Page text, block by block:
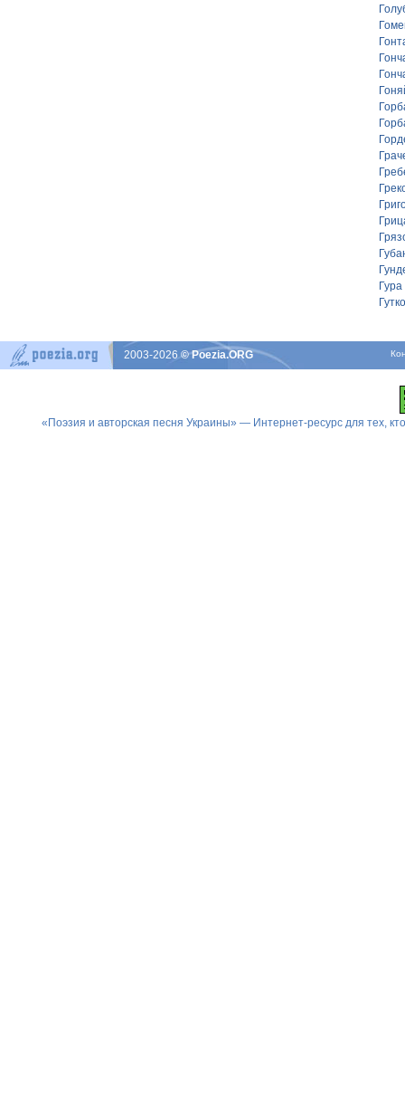
2003-2026© Poezia.ORG
«Поэзия и авторская песня Украины» — Интернет-ресурс для тех,